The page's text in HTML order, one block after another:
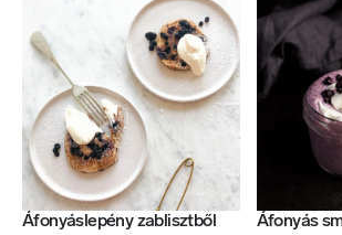
Áfonyáslepény zablisztből Áfonyás